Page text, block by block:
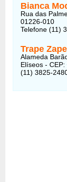
Bianca
Rua das
01226-010
Telefone (11)
Trape
Alameda
Elíseos -
(11) 3825-